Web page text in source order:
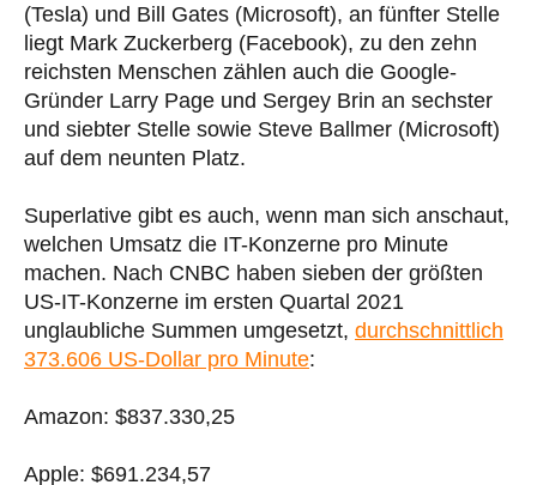
(Tesla) und Bill Gates (Microsoft), an fünfter Stelle
liegt Mark Zuckerberg (Facebook), zu den zehn
reichsten Menschen zählen auch die Google-
Gründer Larry Page und Sergey Brin an sechster
und siebter Stelle sowie Steve Ballmer (Microsoft)
auf dem neunten Platz.
Superlative gibt es auch, wenn man sich anschaut,
welchen Umsatz die IT-Konzerne pro Minute
machen. Nach CNBC haben sieben der größten
US-IT-Konzerne im ersten Quartal 2021
unglaubliche Summen umgesetzt, durchschnittlich
373.606 US-Dollar pro Minute:
Amazon: $837.330,25
Apple: $691.234,57